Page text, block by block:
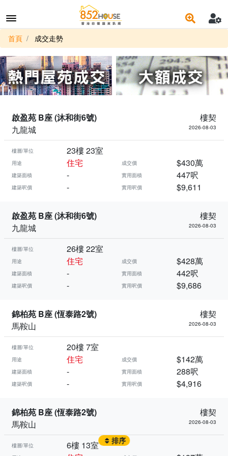
首頁 成交走勢
啟盈苑 B座 (沐和街6號)
樓契
九龍城
2026-08-03
樓層/單位 23樓 23室
用途 住宅 成交價 $430萬
建築面積 - 實用面積 447呎
建築呎價 - 實用呎價 $9,611
啟盈苑 B座 (沐和街6號)
樓契
九龍城
2026-08-03
樓層/單位 26樓 22室
用途 住宅 成交價 $428萬
建築面積 - 實用面積 442呎
建築呎價 - 實用呎價 $9,686
錦柏苑 B座 (恆泰路2號)
樓契
馬鞍山
2026-08-03
樓層/單位 20樓 7室
用途 住宅 成交價 $142萬
建築面積 - 實用面積 288呎
建築呎價 - 實用呎價 $4,916
錦柏苑 B座 (恆泰路2號)
樓契
馬鞍山
2026-08-03
樓層/單位 6樓 13室 排序